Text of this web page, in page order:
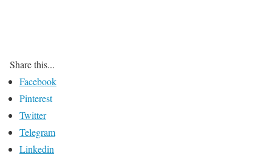
Share this...
Facebook
Pinterest
Twitter
Telegram
Linkedin